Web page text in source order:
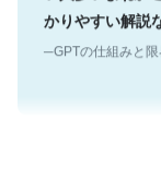
かりやすい解説
─GPTの仕組みと